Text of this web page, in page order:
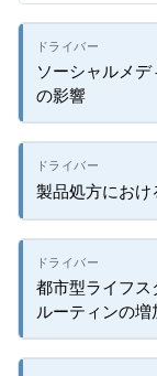
ソーシャルメ
の影響
製品処方におけ
都市型ライフ
ルーティンの増